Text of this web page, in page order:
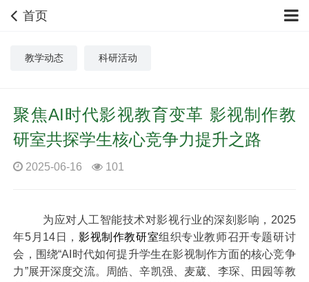
首页
教学动态 科研活动
聚焦AI时代影视教育变革 影视制作教
研室共探学生核心竞争力提升之路
2025-06-16 101
为应对人工智能技术对影视行业的深刻影响， 2025
年5 月 14 日，影视制作教研室组织专业教师召开专题研讨
会，围绕“AI 时代如何提升学生在影视制作方面的核心竞争
力”展开深度交流。周皓、辛凯强、麦葳、李琛、田园等教